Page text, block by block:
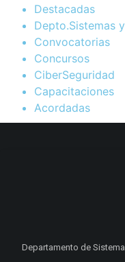
Destacadas
Depto.Sistemas
Convocatorias
Concursos
CiberSeguridad
Capacitaciones
Acordadas
Departamento de